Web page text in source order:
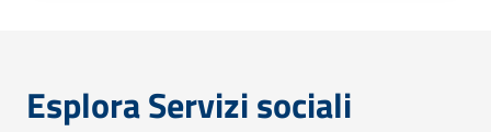
Esplora Servizi sociali